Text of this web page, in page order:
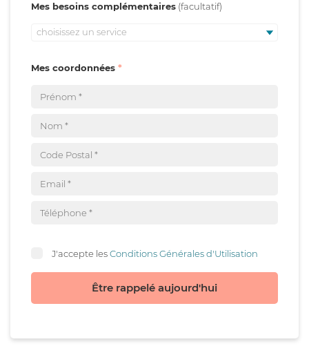
Mes besoins complémentaires
choisissez un service
Mes coordonnées
J'accepte lesConditions Générales d'Utilisation
Être rappelé aujourd'hui